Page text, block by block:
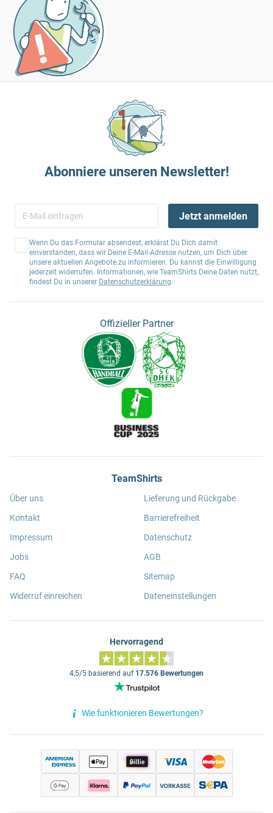
Abonniere unseren Newsletter!
Jetzt anmelden
Wenn Du das Formular absendest, erklärst Du Dich damit
einverstanden, dass wir Deine E-Mail-Adresse nutzen, um Dich über
unsere aktuellen Angebote zu informieren. Du kannst die Einwilligung
jederzeit widerrufen. Informationen, wie TeamShirts Deine Daten nutzt,
findest Du in unserer Datenschutzerklärung.
Offizieller Partner
TeamShirts
Über uns
Kontakt
Impressum
Jobs
FAQ
Widerruf einreichen
Lieferung und Rückgabe
Barrierefreiheit
Datenschutz
AGB
Sitemap
Dateneinstellungen
Hervorragend
4,5/5 basierend auf 17.576 Bewertungen
Wie funktionieren Bewertungen?